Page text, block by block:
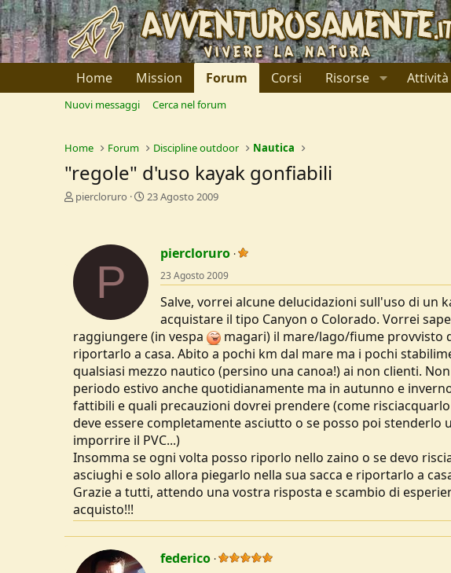
Home Mission Forum Corsi Risorse Attività
Nuovi messaggi Cerca nel forum
Home Forum Discipline outdoor Nautica
"regole" d'uso kayak gonfiabili
C
o
e
D
s
c
u
s
s
i
o
n
e
piercloruro
D
i
I
n
i
o
23 Agosto 2009
P
piercloruro
23 Agosto 2009
Salve, vorrei alcune delucidazioni sull'uso di un
acquistare il tipo Canyon o Colorado. Vorrei
raggiungere (in vespa
magari) il mare/lago/fiume provvisto
riportarlo a casa. Abito a pochi km dal mare ma i pochi
qualsiasi mezzo nautico (persino una canoa!) ai non clienti.
periodo estivo anche quotidianamente ma in autunno e
fattibili e quali precauzioni dovrei prendere (come
deve essere completamente asciutto o se posso poi stenderlo
imporrire il PVC...)
Insomma se ogni volta posso riporlo nello zaino o se devo
asciughi e solo allora piegarlo nella sua sacca e riportarlo a
Grazie a tutti, attendo una vostra risposta e scambio di
acquisto!!!
federico